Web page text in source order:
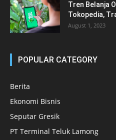
Tren Belanja
Tokopedia,
August 1, 2023
POPULAR CATEGORY
Berita
Ekonomi Bisnis
Seputar Gresik
PT Terminal Teluk Lamong